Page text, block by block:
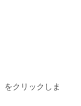
」をクリックしま